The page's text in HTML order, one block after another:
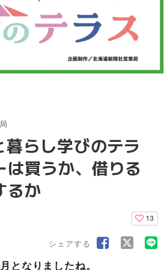
暮らし学びのテラ
は買うか、借りる
るか
13
シェアする
となりましたね。